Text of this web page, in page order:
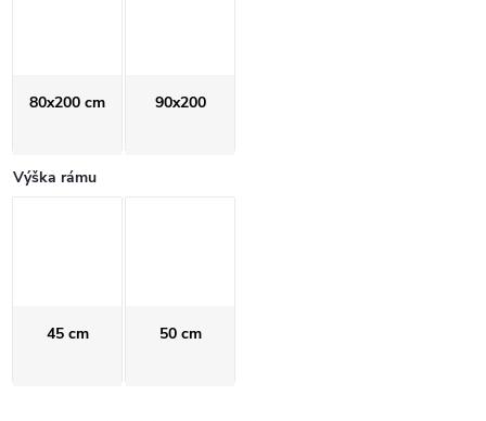
80x200 cm 90x200
Výška rámu
45 cm 50 cm